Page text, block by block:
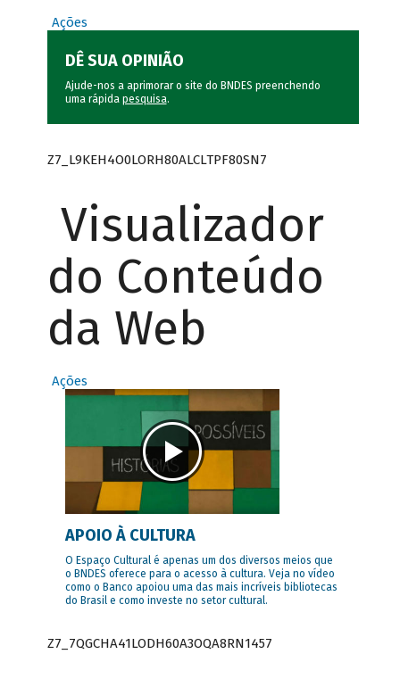
Ações
DÊ SUA OPINIÃO
Ajude-nos a aprimorar o site do BNDES preenchendo
uma rápida pesquisa.
Z7_L9KEH4O0LORH80ALCLTPF80SN7
Visualizador
do Conteúdo
da Web
Ações
APOIO À CULTURA
O Espaço Cultural é apenas um dos diversos meios que
o BNDES oferece para o acesso à cultura. Veja no vídeo
como o Banco apoiou uma das mais incríveis bibliotecas
do Brasil e como investe no setor cultural.
Z7_7QGCHA41LODH60A3OQA8RN1457